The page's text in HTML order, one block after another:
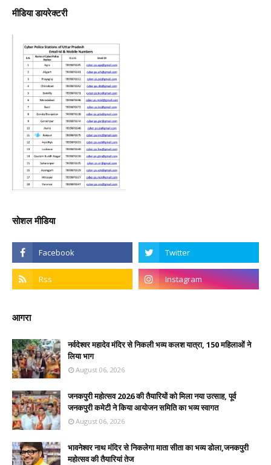
मीडिया डायरेक्टरी
सोशल मीडिया
आगरा
नर्वदेश्वर महादेव मंदिर से निकली भव्य कलश यात्रा, 150 महिलाओं ने
लिया भाग
August 06, 2026
जनकपुरी महोत्सव 2026 की तैयारियों को मिला नया उत्साह, पूर्व
जनकपुरी कमेटी ने किया आयोजन समिति का भव्य स्वागत
August 06, 2026
भावनेश्वर नाथ मंदिर से निकलेगा माता सीता का भव्य डोला,जनकपुरी
महोत्सव की तैयारियां तेज